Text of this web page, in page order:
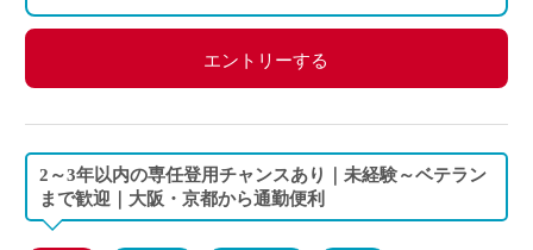
◇保険：私学共済、雇用保険、労災保険
エントリーする
2～3年以内の専任登用チャンスあり｜未経験～ベテラン
まで歓迎｜大阪・京都から通勤便利